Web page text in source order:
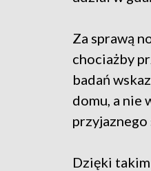
Za sprawą
chociażby
badań
domu, a nie
przyjaznego
Dzięki